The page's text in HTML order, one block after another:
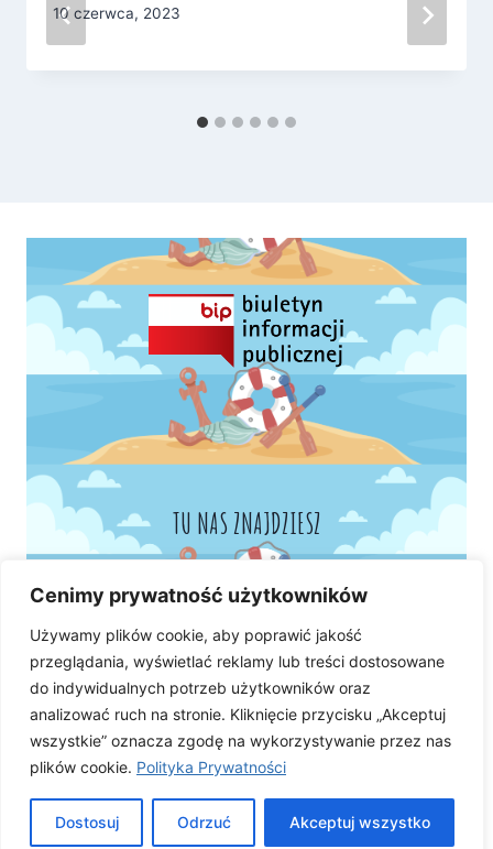
Cenimy prywatność użytkowników
Używamy plików cookie, aby poprawić jakość
przeglądania, wyświetlać reklamy lub treści dostosowane
do indywidualnych potrzeb użytkowników oraz
analizować ruch na stronie. Kliknięcie przycisku „Akceptuj
wszystkie” oznacza zgodę na wykorzystywanie przez nas
plików cookie. Polityka Prywatności
Dostosuj Odrzuć Akceptuj wszystko
10 czerwca, 2023
TU NAS ZNAJDZIESZ